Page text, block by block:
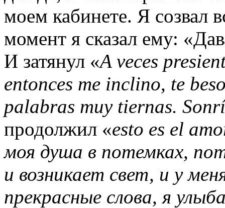
моем кабинете. Я созвал
момент я сказал ему:
И затянул «A veces
entonces me inclino, te
palabras muy tiernas.
продолжил «esto es el
моя душа в потемках,
и возникает свет, и у
прекрасные слова, я